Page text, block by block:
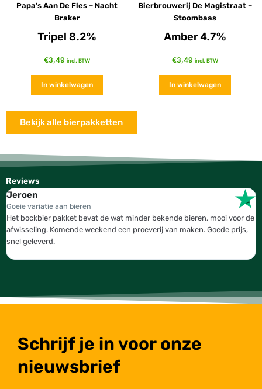
Papa’s Aan De Fles – Nacht
Braker
Tripel 8.2%
€3,49 incl. BTW
In winkelwagen
Bierbrouwerij De Magistraat –
Stoombaas
Amber 4.7%
€3,49 incl. BTW
In winkelwagen
Bekijk alle bierpakketten
Reviews
Jeroen
Goeie variatie aan bieren
Het bockbier pakket bevat de wat minder bekende bieren, mooi voor de
afwisseling. Komende weekend een proeverij van maken. Goede prijs,
snel geleverd.
Schrijf je in voor onze
nieuwsbrief